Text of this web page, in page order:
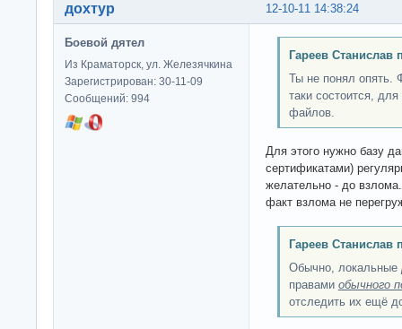
12-10-11 14:38:24
дохтур
Боевой дятел
Из Краматорск, ул. Железячкина
Зарегистрирован: 30-11-09
Сообщений: 994
Гареев Станислав
Ты не понял опять.
таки состоится,
файлов.
Для этого нужно базу
сертификатами)
желательно - до
факт взлома не
Гареев Станислав
Обычно, локальные
правами обычного
отследить их ещё